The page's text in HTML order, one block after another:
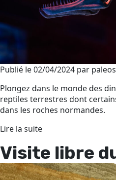
Publié le 02/04/2024 par
Plongez dans le monde des
reptiles terrestres dont
dans les roches normandes.
Lire la suite
Visite libre